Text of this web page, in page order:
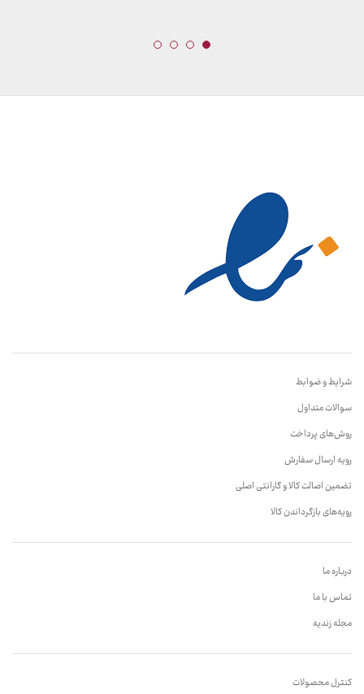
شرایط و ضوابط
سوالات متداول
روش‌های پرداخت
رویه ارسال سفارش
تضمین اصالت کالا و گارانتی اصلی
رویه‌های بازگرداندن کالا
درباره ما
تماس با ما
مجله زندیه
کنترل محصولات